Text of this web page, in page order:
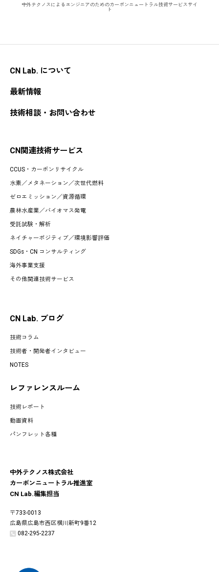
中外テクノスによるエンジニアのためのカーボンニュートラル技術サービスサイ
ト
CN Lab. について
最新情報
技術相談・お問い合わせ
CN関連技術サービス
CCUS・カーボンリサイクル
水素 ／メタネーション ／次世代燃料
ゼロエミッション ／資源循環
農林水産業 ／バイオマス発電
受託試験・解析
ネイチャーポジティブ／環境影響評価
SDGs・CN コンサルティング
海外事業支援
その他関連技術サービス
CN Lab. ブログ
技術コラム
技術者・開発者インタビュー
NOTES
レファレンスルーム
技術レポート
動画資料
パンフレット各種
中外テクノス株式会社
カーボンニュートラル推進室
CN Lab.編集担当
〒733-0013
広島県広島市西区横川新町9番12
082-295-2237